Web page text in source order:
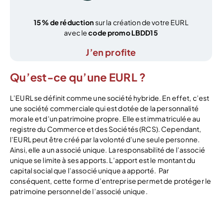
15% de réductionsur la création de votre EURL
avec lecode promo LBDD15
J’en profite
Qu’est-ce qu’une EURL ?
L’EURL se définit comme une société hybride. En effet, c’est
une société commerciale qui est dotée de la personnalité
morale et d’un patrimoine propre. Elle est immatriculée au
registre du Commerce et des Sociétés (RCS). Cependant,
l’EURL peut être créé par la volonté d’une seule personne.
Ainsi, elle a un associé unique. La responsabilité de l’associé
unique se limite à ses apports. L’apport est le montant du
capital social que l’associé unique a apporté. Par
conséquent, cette forme d’entreprise permet de protéger le
patrimoine personnel de l’associé unique.